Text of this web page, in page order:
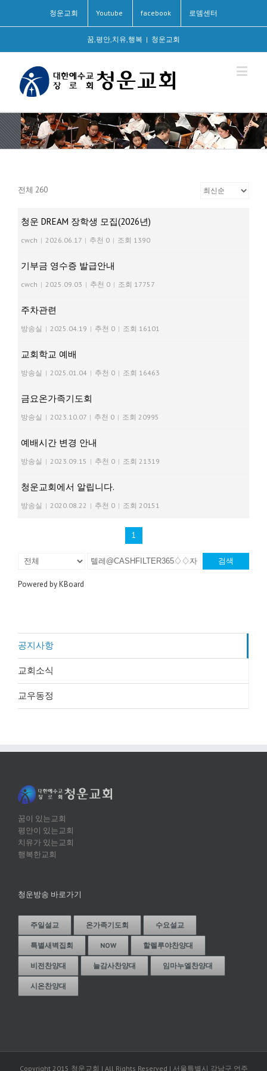
청운교회 Youtube facebook 로뎀센터
꿈,평안,치유,행복 | 청운교회
전체 260
청운 DREAM 장학생 모집(2026년)
cwch | 2026.06.17 | 추천 0 | 조회 1390
기부금 영수증 발급안내
cwch | 2025.09.03 | 추천 0 | 조회 17757
주차관련
방송실 | 2025.04.19 | 추천 0 | 조회 16101
교회학교 예배
방송실 | 2025.01.04 | 추천 0 | 조회 16463
금요온가족기도회
방송실 | 2023.10.07 | 추천 0 | 조회 20995
예배시간 변경 안내
방송실 | 2023.09.15 | 추천 0 | 조회 21319
청운교회에서 알립니다.
방송실 | 2020.08.22 | 추천 0 | 조회 20151
1
검색
Powered by KBoard
공지사항
교회소식
교우동정
꿈이 있는교회
평안이 있는교회
치유가 있는교회
행복한교회
청운방송 바로가기
주일설교 온가족기도회 수요설교
특별새벽집회 NOW 할렐루야찬양대
비전찬양대 늘감사찬양대 임마누엘찬양대
시온찬양대
Copyright 2015 청운교회 | All Rights Reserved | 서울특별시 강남구 언주